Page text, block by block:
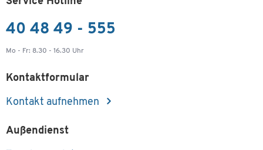
40 48 49 - 555
Mo - Fr: 8.30 - 16.30 Uhr
Kontaktformular
Kontakt aufnehmen
Außendienst